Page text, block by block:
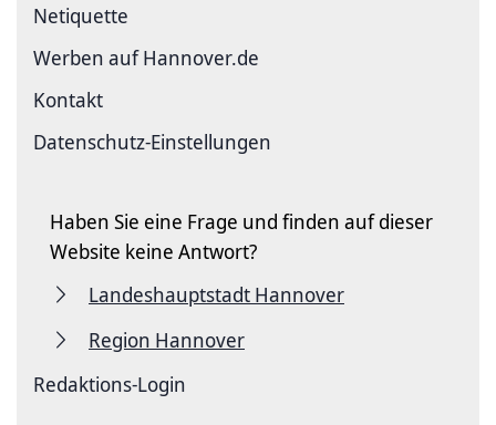
Netiquette
Werben auf Hannover.de
Kontakt
Datenschutz-Einstellungen
Haben Sie eine Frage und finden auf dieser
Website keine Antwort?
Landeshauptstadt Hannover
Region Hannover
Redaktions-Login